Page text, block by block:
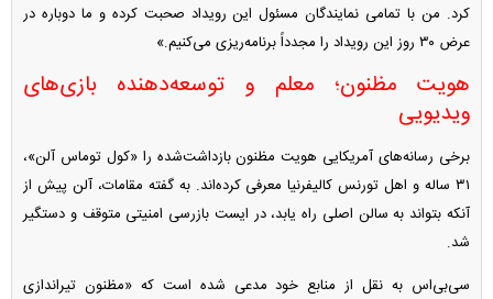
کرد. من با تمامی نمایندگان مسئول این رویداد صحبت کرده و ما دوباره در
عرض ۳۰ روز این رویداد را مجدداً برنامه‌ریزی می‌کنیم.»
هویت مظنون؛ معلم و توسعه‌دهنده بازی‌های
ویدیویی
برخی رسانه‌های آمریکایی هویت مظنون بازداشت‌شده را «کول توماس آلن»،
۳۱ ساله و اهل تورنس کالیفرنیا معرفی کرده‌اند. به گفته مقامات، آلن پیش از
آنکه بتواند به سالن اصلی راه یابد، در ایست بازرسی امنیتی متوقف و دستگیر
شد.
سی‌بی‌اس به نقل از منابع خود مدعی شده است که «مظنون تیراندازی